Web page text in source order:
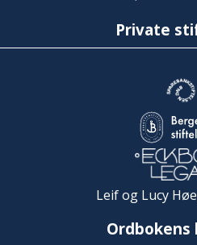
Private
Leif og Lucy
Ordbokens